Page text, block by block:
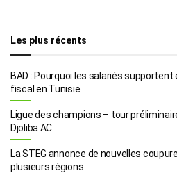
Les plus récents
BAD : Pourquoi les salariés supportent
fiscal en Tunisie
Ligue des champions – tour
Djoliba AC
La STEG annonce de nouvelles
plusieurs régions